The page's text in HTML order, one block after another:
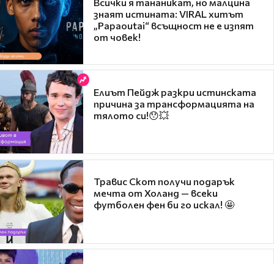
знаят истината: VIRAL хитът
„Papaoutai“ всъщност не е изпят
от човек!
Елиът Пейдж разкри истинската
причина за трансформацията на
тялото си!😯💥
Травис Скот получи подарък
мечта от Холанд — всеки
футболен фен би го искал! 🤩